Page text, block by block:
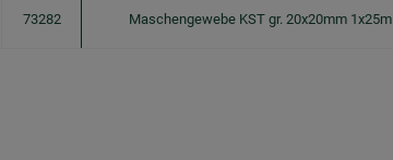
73282 Maschengewebe KST gr. 20x20mm 1x25m